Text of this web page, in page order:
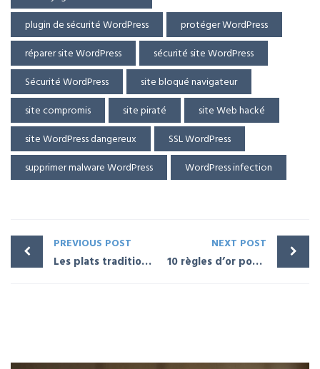
plugin de sécurité WordPress
protéger WordPress
réparer site WordPress
sécurité site WordPress
Sécurité WordPress
site bloqué navigateur
site compromis
site piraté
site Web hacké
site WordPress dangereux
SSL WordPress
supprimer malware WordPress
WordPress infection
PREVIOUS POST
Les plats traditionnels en Arabie saoudite
NEXT POST
10 règles d’or pour travailler en hauteur en toute sécurité